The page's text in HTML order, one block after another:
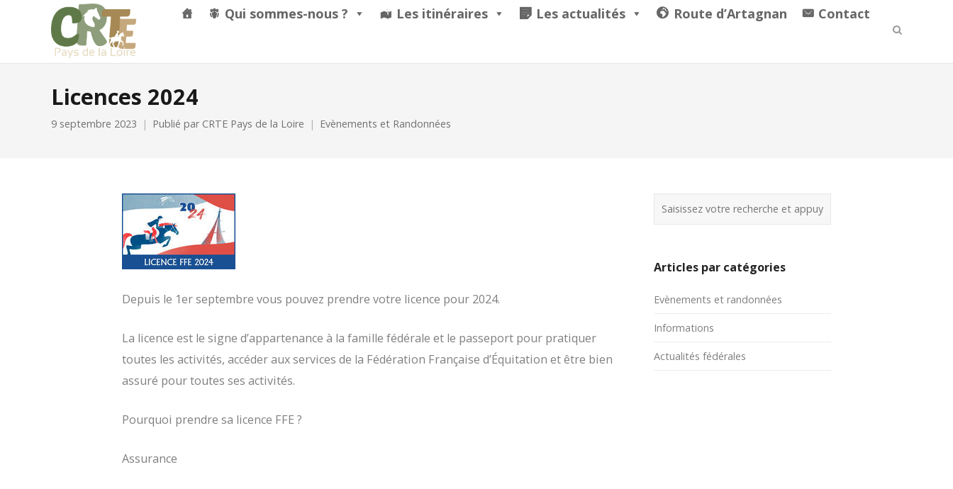
Qui sommes-nous ? Les itinéraires Les actualités Route d’Artagnan Contact
Licences 2024
9 septembre 2023 Publié par CRTE Pays de la Loire Evènements et Randonnées
Depuis le 1er septembre vous pouvez prendre votre licence pour 2024.
La licence est le signe d’appartenance à la famille fédérale et le passeport pour pratiquer
toutes les activités, accéder aux services de la Fédération Française d’Équitation et être bien
assuré pour toutes ses activités.
Pourquoi prendre sa licence FFE ?
Assurance
Articles par catégories
Evènements et randonnées
Informations
Actualités fédérales